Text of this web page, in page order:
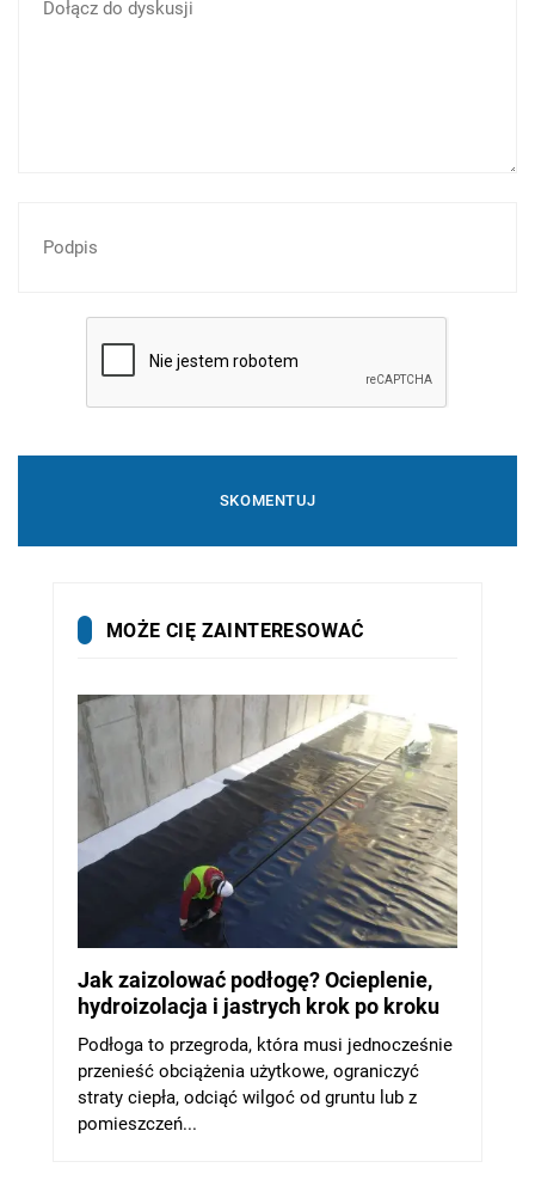
MOŻE CIĘ ZAINTERESOWAĆ
Jak zaizolować podłogę? Ocieplenie,
hydroizolacja i jastrych krok po kroku
Podłoga to przegroda, która musi jednocześnie
przenieść obciążenia użytkowe, ograniczyć
straty ciepła, odciąć wilgoć od gruntu lub z
pomieszczeń...